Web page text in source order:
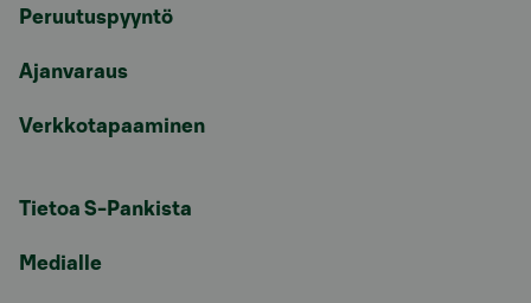
Peruutuspyyntö
Ajanvaraus
Verkkotapaaminen
Tietoa S-Pankista
Medialle